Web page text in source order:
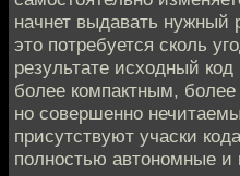
начнет выдавать нужный
это потребуется сколь
результате исходный
более компактным,
но совершенно
присутствуют учаски
полностью автономные